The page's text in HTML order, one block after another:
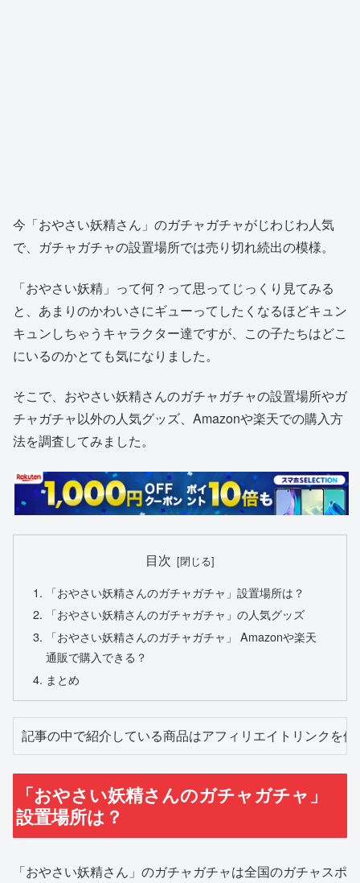
今「おやさい妖精さん」のガチャガチャがじわじわ人気
で、ガチャガチャの設置場所では売り切れ続出の模様。
「おやさい妖精」って何？って思ってじっくり見てみる
と、あまりのかわいさにギューってしたくなるほどキュン
キュンしちゃうキャラクター達ですが、この子たちはどこ
にいるのかとても気になりました。
そこで、おやさい妖精さんのガチャガチャの設置場所やガ
チャガチャ以外の人気グッズ、Amazonや楽天での購入方
法を調査してみました。
目次
「おやさい妖精さんのガチャガチャ」設置場所は？
「おやさい妖精さんのガチャガチャ」の人気グッズ
「おやさい妖精さんのガチャガチャ」 Amazonや楽天
通販で購入できる？
まとめ
記事の中で紹介している商品はアフィリエイトリンクを
「おやさい妖精さんのガチャガチャ」
設置場所は？
「おやさい妖精さん」のガチャガチャは全国のガチャスポ